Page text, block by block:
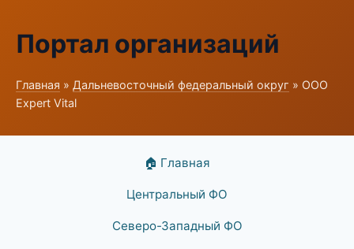
Портал организаций
Главная » Дальневосточный федеральный округ » ООО
Expert Vital
🏠 Главная
Центральный ФО
Северо-Западный ФО